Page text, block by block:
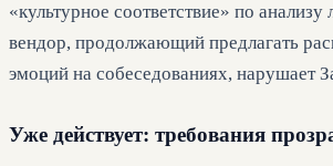
«культурное соответствие» по
вендор, продолжающий предлагать
эмоций на собеседованиях, нарушает
Уже действует: требования